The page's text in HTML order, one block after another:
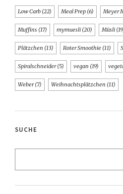
Low Carb (22) Meal Prep (6) Meyer
Muffins (17) mymuesli (20) Müsli
Plätzchen (13) Roter Smoothie (11)
Spiralschneider(5) vegan (19)
Weber(7) Weihnachtsplätzchen (11)
SUCHE